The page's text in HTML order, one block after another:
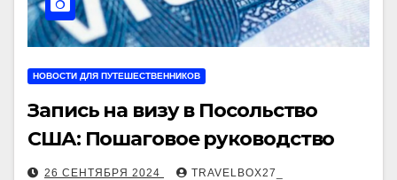
НОВОСТИ ДЛЯ ПУТЕШЕСТВЕННИКОВ
Запись на визу в Посольство
США: Пошаговое руководство
26 СЕНТЯБРЯ 2024 TRAVELBOX27_